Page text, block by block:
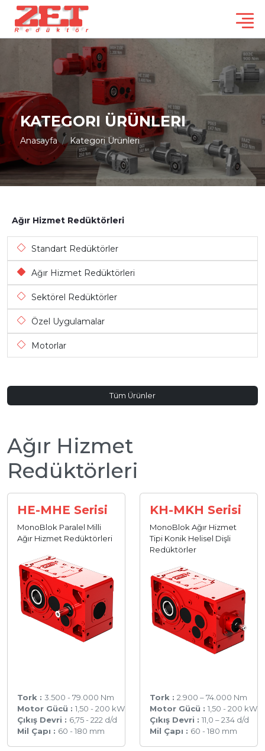
KATEGORI ÜRÜNLERI
Anasayfa Kategori Ürünleri
Ağır Hizmet Redüktörleri
Standart Redüktörler
Ağır Hizmet Redüktörleri
Sektörel Redüktörler
Özel Uygulamalar
Motorlar
Tüm Ürünler
Ağır Hizmet
Redüktörleri
HE-MHE Serisi
MonoBlok Paralel Milli
Ağır Hizmet Redüktörleri
Tork : 3.500 - 79.000 Nm
Motor Gücü : 1,50 - 200 kW
Çıkış Devri : 6,75 - 222 d/d
Mil Çapı : 60 - 180 mm
KH-MKH Serisi
MonoBlok Ağır Hizmet
Tipi Konik Helisel Dişli
Redüktörler
Tork : 2.900 – 74.000 Nm
Motor Gücü : 1,50 - 200 kW
Çıkış Devri : 11,0 – 234 d/d
Mil Çapı : 60 - 180 mm